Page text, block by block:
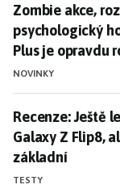
Zombie akce,
Zombie akce,
psychologický
Plus je opravdu
NOVINKY
Recenze: Ještě
Recenze: Ještě
Galaxy Z Flip8,
základní
TESTY